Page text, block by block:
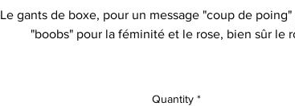
Le gants de boxe, pour un message "coup de poing"
"boobs" pour la féminité et le rose, bien sûr le
Quantity *